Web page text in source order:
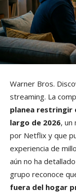
Warner Bros.
streaming. La
planea restringir
largo de 2026, un
por Netflix y que
experiencia de
aún no ha
grupo reconoce
fuera del hogar